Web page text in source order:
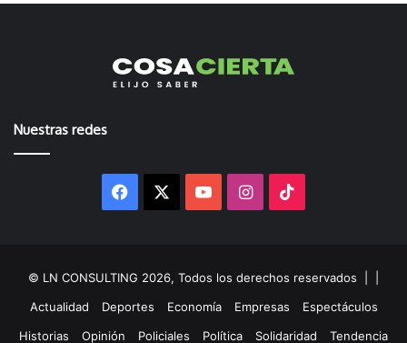
Nuestras redes
Facebook YouTubeInstagram
© LN CONSULTING 2026, Todos los derechos reservados |
Actualidad
Deportes Economía Empresas
Espectáculos
Historias
Opinión Policiales Política Solidaridad Tendencia